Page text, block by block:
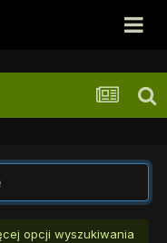
opcji wyszukiwania